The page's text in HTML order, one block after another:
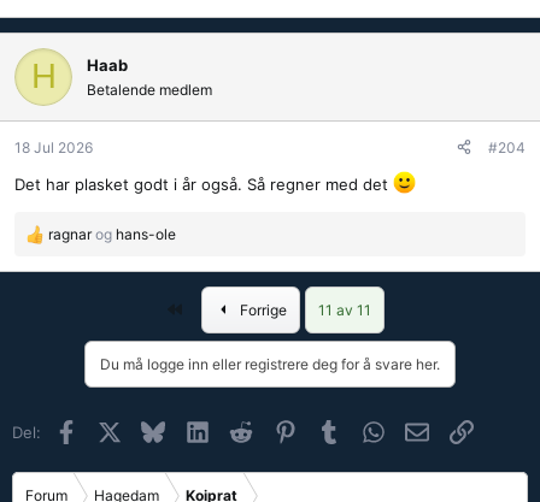
H Haab
Betalende medlem
18 Jul 2026 #204
Det har plasket godt i år også. Så regner med det
R
e
:
ragnarog hans-ole
Forrige 11 av 11
Du må logge inn eller registrere deg for å svare her.
Del: FacebookX (Twitter)
Bluesky LinkedInReddit PinterestTumblrWhatsApp
E-postLink
Forum Hagedam Koiprat